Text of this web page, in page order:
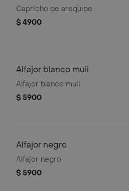
Capricho de arequipe
$ 4900
Alfajor blanco muii
Alfajor blanco muii
$ 5900
Alfajor negro
Alfajor negro
$ 5900